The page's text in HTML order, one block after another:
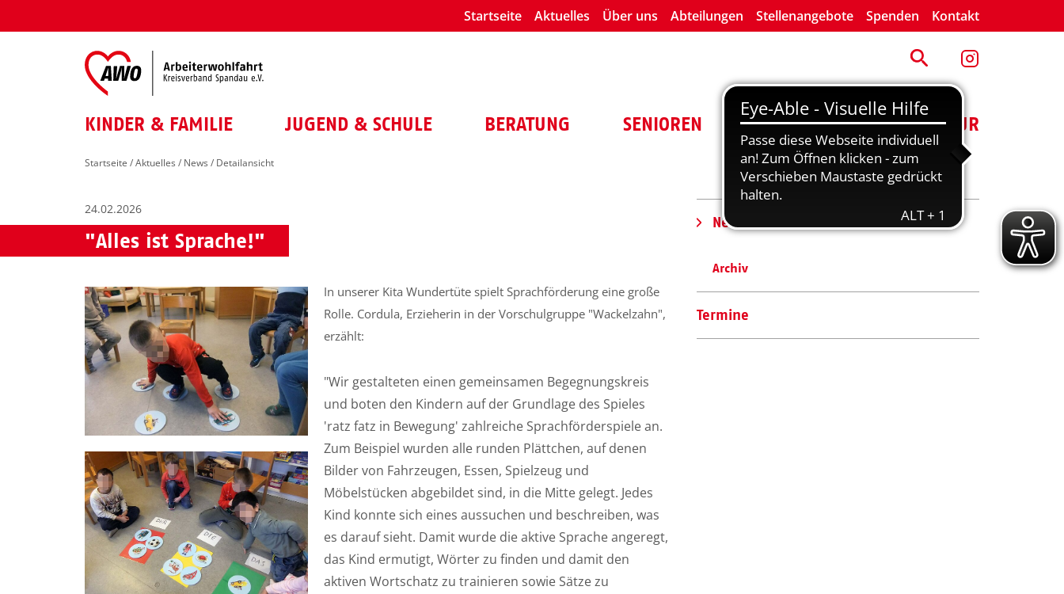
Startseite Aktuelles Über uns Abteilungen Stellenangebote Spenden Kontakt
KINDER & FAMILIE JUGEND & SCHULE BERATUNG SENIOREN ENGAGEMENT KULTUR
Startseite /Aktuelles / News / Detailansicht
24.02.2026
"Alles ist Sprache!"
In unserer Kita Wundertüte spielt Sprachförderung eine große
Rolle. Cordula, Erzieherin in der Vorschulgruppe "Wackelzahn",
erzählt:
"Wir gestalteten einen gemeinsamen Begegnungskreis
und boten den Kindern auf der Grundlage des Spieles
'ratz fatz in Bewegung' zahlreiche Sprachförderspiele an.
Zum Beispiel wurden alle runden Plättchen, auf denen
Bilder von Fahrzeugen, Essen, Spielzeug und
Möbelstücken abgebildet sind, in die Mitte gelegt. Jedes
Kind konnte sich eines aussuchen und beschreiben, was
es darauf sieht. Damit wurde die aktive Sprache angeregt,
das Kind ermutigt, Wörter zu finden und damit den
aktiven Wortschatz zu trainieren sowie Sätze zu
News
Archiv
Termine